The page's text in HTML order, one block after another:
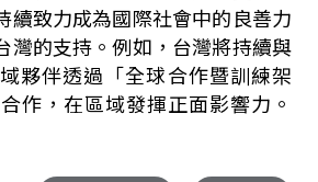
續致力成為國際社會中的良善力
灣的支持。例如，台灣將持續與
夥伴透過「全球合作暨訓練架
作，在區域發揮正面影響力。